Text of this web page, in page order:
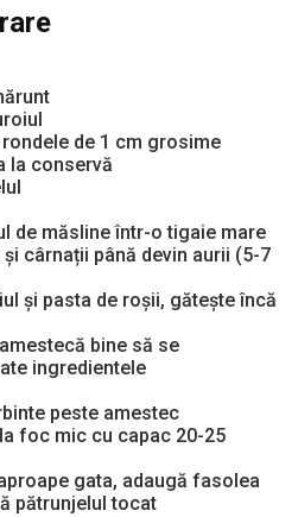
de 1 cm grosime
la conservă
de măsline într-o tigaie mare
cârnații până devin aurii (5-7
și pasta de roșii, gătește încă
bine să se
ingredientele
peste amestec
foc mic cu capac 20-25
gata, adaugă fasolea
pătrunjelul tocat